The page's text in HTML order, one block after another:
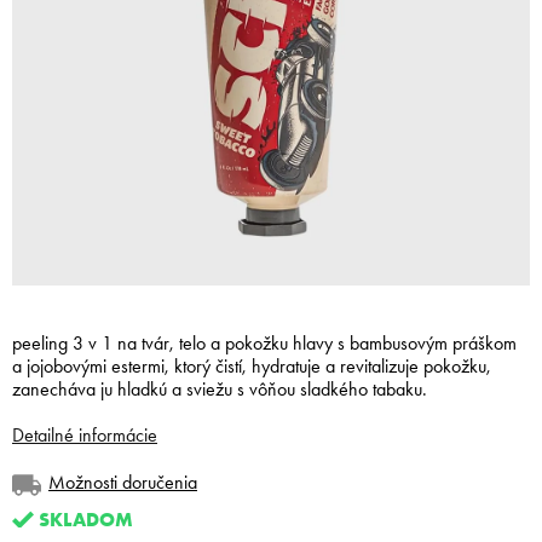
SKLADOM
Možnosti doručenia
peeling 3 v 1 na tvár, telo a pokožku hlavy s bambusovým práškom
a jojobovými estermi, ktorý čistí, hydratuje a revitalizuje pokožku,
zanecháva ju hladkú a sviežu s vôňou sladkého tabaku.
Detailné informácie